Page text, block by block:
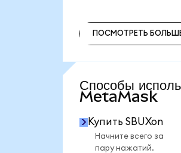
ПОСМОТРЕТЬ
Способы
MetaMask
Купить SBUXon
Начните всего за
пару нажатий.